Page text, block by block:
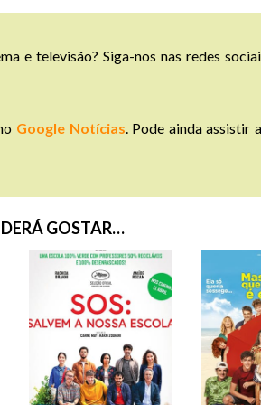
e televisão? Siga-nos nas redes
Google Notícias. Pode ainda assistir
GOSTAR…